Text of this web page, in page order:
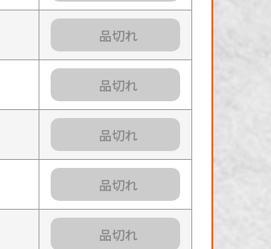
カートに入れる
カートに入れる
カートに入れる
カートに入れる
カートに入れる